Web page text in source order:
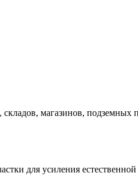
магазинов, подземных
для усиления